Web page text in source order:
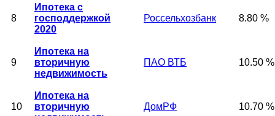
8
Ипотека с
господдержкой
2020
Россельхозбанк 8.80 %
9
Ипотека на
вторичную
недвижимость
ПАО ВТБ 10.50 %
10
Ипотека на
вторичную
ДомРФ 10.70 %